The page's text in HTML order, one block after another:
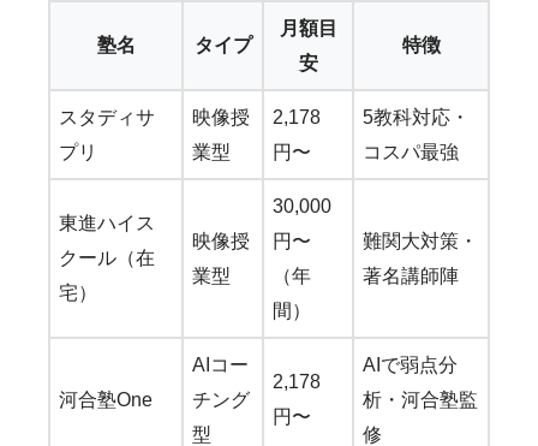
塾名 タイプ
月額目
安
特徴
スタディサ
プリ
映像授
業型
2,178
円〜
5教科対応・
コスパ最強
東進ハイス
クール（在
宅）
映像授
業型
30,000
円〜
（年
間）
難関大対策・
著名講師陣
河合塾One
AIコー
チング
型
2,178
円〜
AIで弱点分
析・河合塾監
修